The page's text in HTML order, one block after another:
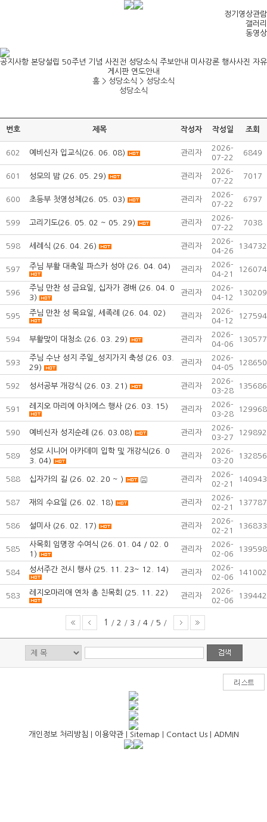
정기영상관람
갤러리
동영상
공지사항 본당설립 50주년 기념 사진전 성당소식 주보안내 미사강론 행사사진 자유
게시판 연도안내
홈 > 성당소식 > 성당소식
성당소식
번호 제목 작성자 작성일 조회
602 예비신자 입교식(26. 06. 08) 관리자
2026-
07-22
6849
601 성모의 밤 (26. 05. 29) 관리자
2026-
07-22
7017
600 초등부 첫영성체(26. 05. 03) 관리자
2026-
07-22
6797
599 고리기도(26. 05. 02 ~ 05. 29) 관리자
2026-
07-22
7038
598 세례식 (26. 04. 26) 관리자
2026-
04-26
134732
597 주님 부활 대축일 파스카 성야 (26. 04. 04) 관리자
2026-
04-21
126074
596
주님 만찬 성 금요일, 십자가 경배 (26. 04. 0
3)
관리자
2026-
04-12
130209
595 주님 만찬 성 목요일, 세족례 (26. 04. 02) 관리자
2026-
04-12
127594
594 부활맞이 대청소 (26. 03. 29) 관리자
2026-
04-06
130577
593
주님 수난 성지 주일_성지가지 축성 (26. 03.
29)
관리자
2026-
04-05
128650
592 성서공부 개강식 (26. 03. 21) 관리자
2026-
03-28
135686
591 레지오 마리에 아치에스 행사 (26. 03. 15) 관리자
2026-
03-28
129968
590 예비신자 성지순례 (26. 03.08) 관리자
2026-
03-27
129892
589
성모 시니어 아카데미 입학 및 개강식(26. 0
3. 04)
관리자
2026-
03-20
132856
588 십자가의 길 (26. 02. 20 ~ ) 관리자
2026-
02-21
140943
587 재의 수요일 (26. 02. 18) 관리자
2026-
02-21
137787
586 설미사 (26. 02. 17) 관리자
2026-
02-21
136833
585
사목회 임명장 수여식 (26. 01. 04 / 02. 0
1)
관리자
2026-
02-06
139598
584 성서주간 전시 행사 (25. 11. 23~ 12. 14) 관리자
2026-
02-06
141002
583 레지오마리애 연차 총 친목회 (25. 11. 22) 관리자
2026-
02-06
139442
1 / 2 / 3 / 4 / 5 /
개인정보 처리방침 이용약관| Sitemap Contact Us| ADMIN